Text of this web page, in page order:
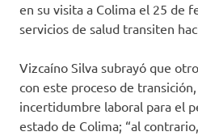
en su visita a Colima el 25 de
servicios de salud transiten
Vizcaíno Silva subrayó que
con este proceso de
incertidumbre laboral para el
estado de Colima; “al